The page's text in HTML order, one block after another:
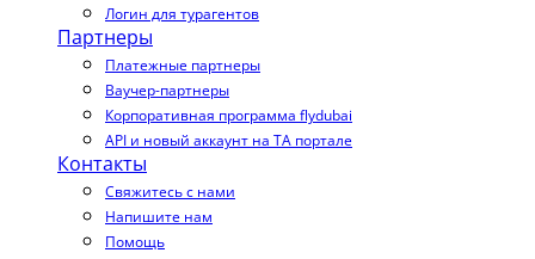
Логин для турагентов
Партнеры
Платежные партнеры
Ваучер-партнеры
Корпоративная программа flydubai
API и новый аккаунт на TA портале
Контакты
Свяжитесь с нами
Напишите нам
Помощь